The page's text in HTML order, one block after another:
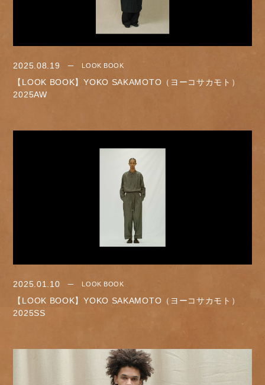
2025.08.19 LOOK BOOK
【LOOK BOOK】YOKO SAKAMOTO（ヨーコサカモト）
2025AW
2025.01.10 LOOK BOOK
【LOOK BOOK】YOKO SAKAMOTO（ヨーコサカモト）
2025SS